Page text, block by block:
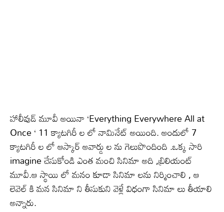
హాలీవుడ్ మూవీ అయినా ‘Everything Everywhere All at
Once ‘ 11 క్యాటగిరీ ల లో నామినేట్ అయింది. అందులో 7
క్యాటగిరీ ల లో ఆస్కార్ అవార్డు ల ను గెలుపొందింది .ఒక్క సారి
imagine చేసుకోండి ఎంత మంచి సినిమా అది ,బ్రిలియంట్
మూవీ.ఆ స్థాయి లో మనం కూడా సినిమా లను నిర్మించాలి , ఆ
లెవెల్ కి మన సినిమా ని తీసుకుని వెళ్లే విధంగా సినిమా లు తీయాలి
అన్నారు.